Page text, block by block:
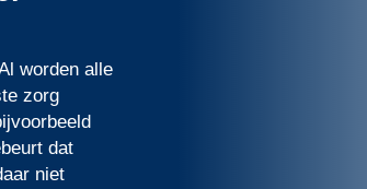
worden alle
zorg
dat
niet